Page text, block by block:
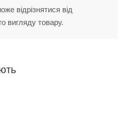
відрізнятися від
вигляду товару.